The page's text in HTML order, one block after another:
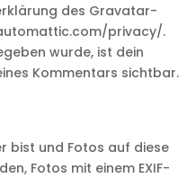
des Gravatar-
privacy/.
wurde, ist dein
Kommentars sichtbar.
bist und Fotos auf diese
Fotos mit einem EXIF-